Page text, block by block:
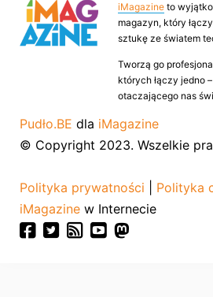
iMagazine to
magazyn, który
sztukę ze światem
Tworzą go
których łączy jedno
otaczającego nas
Pudło.BE dla iMagazine
© Copyright 2023. Wszelkie
Polityka prywatności
Polityka
iMagazine w Internecie